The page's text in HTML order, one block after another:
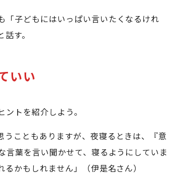
「子どもにはいっぱい言いたくなるけれ
す。
いい
トを紹介しよう。
うこともありますが、夜寝るときは、『意
葉を言い聞かせて、寝るようにしていま
かもしれません」（伊是名さん）